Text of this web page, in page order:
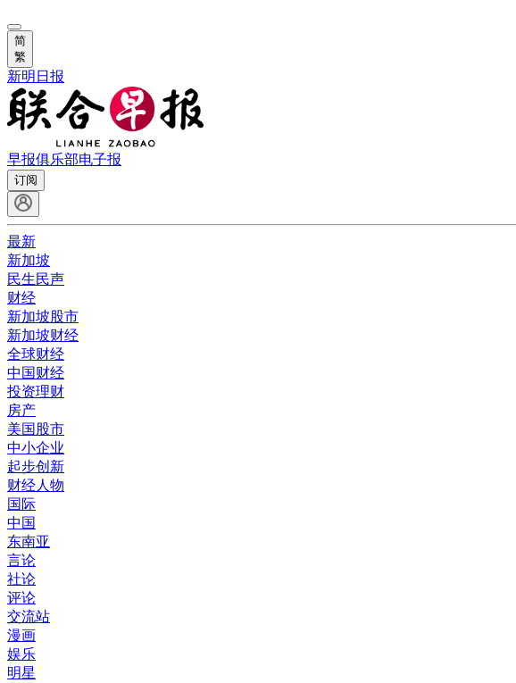
简
繁
新明日报
早报俱乐部电子报
订阅
最新
新加坡
民生民声
财经
新加坡股市
新加坡财经
全球财经
中国财经
投资理财
房产
美国股市
中小企业
起步创新
财经人物
国际
中国
东南亚
言论
社论
评论
交流站
漫画
娱乐
明星